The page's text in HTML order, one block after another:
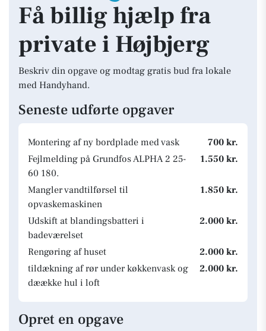
Få billig hjælp fra
private i Højbjerg
Beskriv din opgave og modtag gratis bud fra lokale
med Handyhand.
Seneste udførte opgaver
Montering af ny bordplade med vask
700 kr.
Fejlmelding på Grundfos ALPHA 2 25-
60 180.
1.550 kr.
Mangler vandtilførsel til
opvaskemaskinen
1.850 kr.
Udskift at blandingsbatteri i
badeværelset
2.000 kr.
Rengøring af huset
2.000 kr.
tildækning af rør under køkkenvask og
dæække hul i loft
2.000 kr.
Opret en opgave